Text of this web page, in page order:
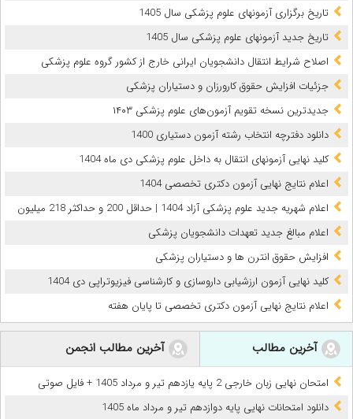
تاریخ برگزاری آزمونهای علوم پزشکی سال 1405
تاریخ جدید آزمونهای علوم پزشکی سال 1405
اصلاح شرایط انتقال دانشجویان ایرانی خارج از کشور گروه علوم پزشکی
جزئیات افزایش حقوق کارورزان و دستیاران پزشکی
جدیدترین نسخه تقویم آزمون‌های علوم پزشکی ۱۴۰۳
دانلود دفترچه انتخاب رشته آزمون دستیاری 1400
کلید نهایی آزمونهای انتقال به داخل علوم پزشکی دی ماه 1404
اعلام نتایج نهایی آزمون دکتری تخصصی 1404
اعلام شهریه جدید علوم پزشکی آزاد 1404 | حداقل 200 و حداکثر 218 میلیون
اعلام مبالغ جدید تعهدات دانشجویان پزشکی
افزایش حقوق انترن ها و دستیاران پزشکی
کلید نهایی آزمون ارزشیابی داروسازی و کارشناسی فیزیوتراپی دی 1404
اعلام نتایج نهایی آزمون دکتری تخصصی تا پایان هفته
آخرین مطالب آخرین مطالب انجمن
امتحان نهایی زبان خارجی 2 پایه یازدهم تیر و مرداد 1405 + فایل صوتی
دانلود امتحانات نهایی پایه دوازدهم تیر و مرداد ماه 1405